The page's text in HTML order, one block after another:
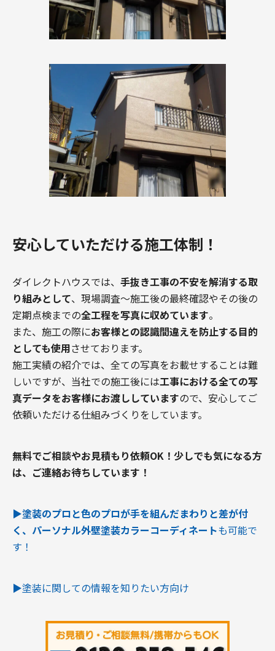
安心していただける施工体制！
ダイレクトハウスでは、 手抜き工事の不安を解消する取
り組みとして、現場調査〜施工後の最終確認やその後の
定期点検までの全工程を写真に収めています。
また、施工の際にお客様との認識間違えを防止する目的
としても使用させております。
施工実績の紹介では、全ての写真をお載せすることは難
しいですが、当社での施工後には工事における全ての写
真データをお客様にお渡ししていますので、安心してご
依頼いただける仕組みづくりをしています。
無料でご相談やお見積もり依頼OK！ 少しでも気になる方
は、ご連絡お待ちしています！
▶︎塗装のプロと色のプロが手を組んだまわりと差が付
く、パーソナル外壁塗装カラーコーディネートも可能で
す！
▶︎塗装に関しての情報を知りたい方向け